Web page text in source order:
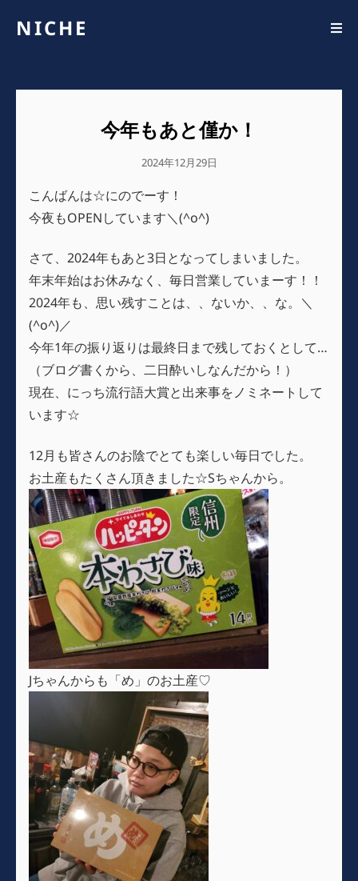
NICHE
今年もあと僅か！
公
日
2024年12月29日
こんばんは☆にのでーす！
今夜もOPENしています＼(^o^)
さて、2024年もあと3日となってしまいました。
年末年始はお休みなく、毎日営業していまーす！！
2024年も、思い残すことは、、ないか、、な。＼
(^o^)／
今年1年の振り返りは最終日まで残しておくとして…
（ブログ書くから、二日酔いしなんだから！）
現在、にっち流行語大賞と出来事をノミネートして
います☆
12月も皆さんのお陰でとても楽しい毎日でした。
お土産もたくさん頂きました☆Sちゃんから。
Jちゃんからも「め」のお土産♡